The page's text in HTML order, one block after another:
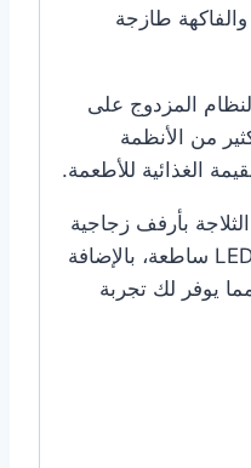
طازجة
المزدوج على
من الأنظمة
الغذائية للأطعمة.
بأرفف زجاجية
قوية قابلة للتعديل، وإضاءة LED ساطعة، بالإضافة
يوفر لك تجربة